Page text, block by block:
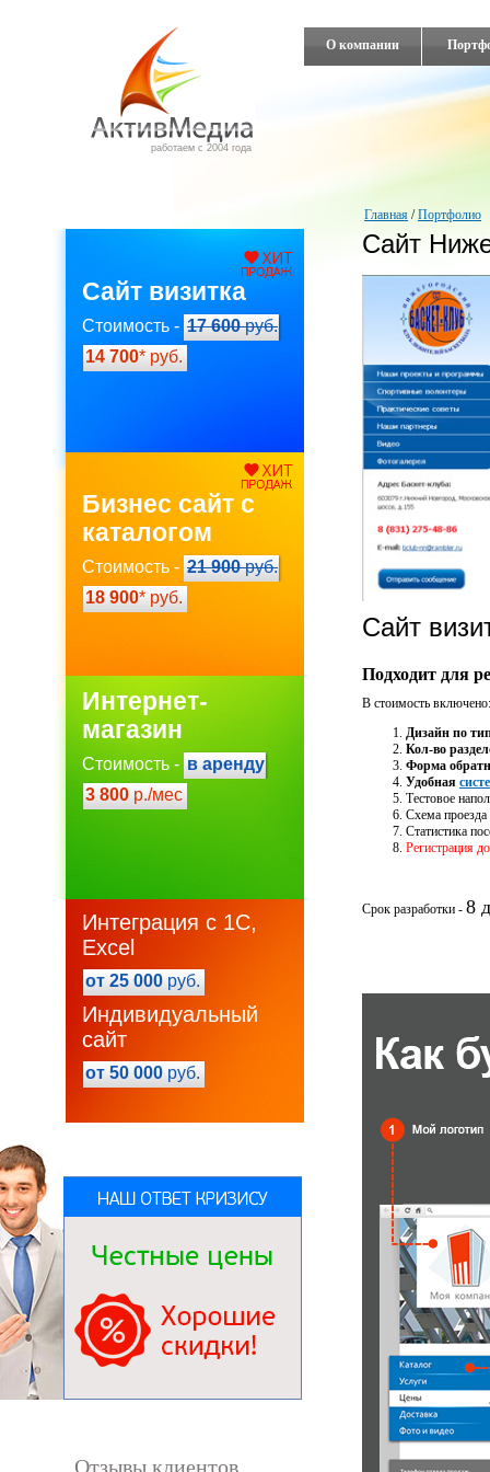
работаем с 2004 года
О компании
Главная /Портфолио
Сайт визитка
Стоимость - 17 600руб.
14 700* руб.
Бизнес сайт с
каталогом
Стоимость - 21 900руб.
18 900* руб.
Интернет-
магазин
Стоимость - в аренду
3 800 р./мес
Интеграция с 1С,
Excel
от 25 000 руб.
Индивидуальный
сайт
от 50 000 руб.
Отзывы клиентов
Сайт
Сайт
Подходит для
В стоимость включено:
Дизайн по
Кол-во
Форма
Удобная
Тестовое
Схема
Статистика
Регистрация
Срок разработки - 8